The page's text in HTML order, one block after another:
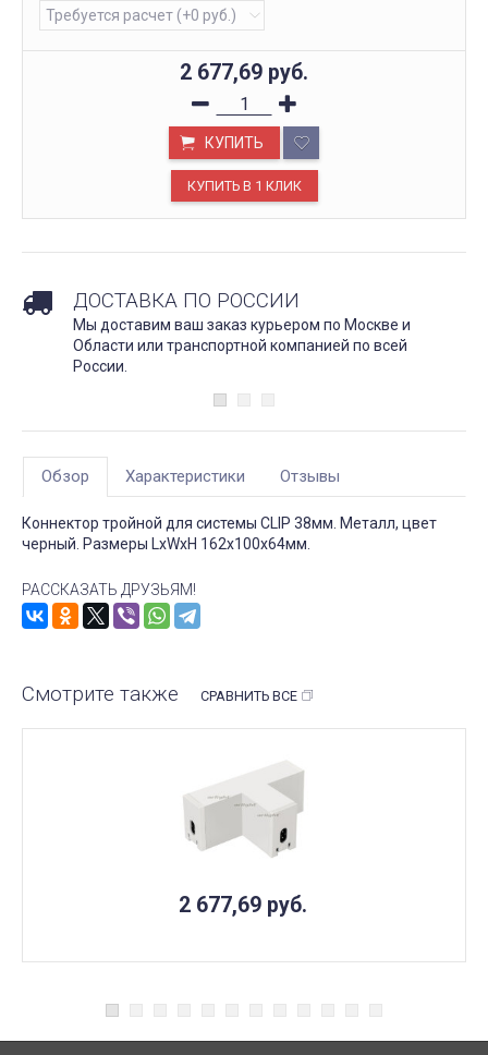
2 677,69 руб.
КУПИТЬ
ДОСТАВКА ПО РОССИИ
Мы доставим ваш заказ курьером по Москве и
Области или транспортной компанией по всей
России.
Обзор Характеристики Отзывы
Коннектор тройной для системы CLIP 38мм. Металл, цвет
черный. Размеры LxWxH 162x100x64мм.
РАССКАЗАТЬ ДРУЗЬЯМ!
Смотрите также СРАВНИТЬ ВСЕ
2 677,69 руб.